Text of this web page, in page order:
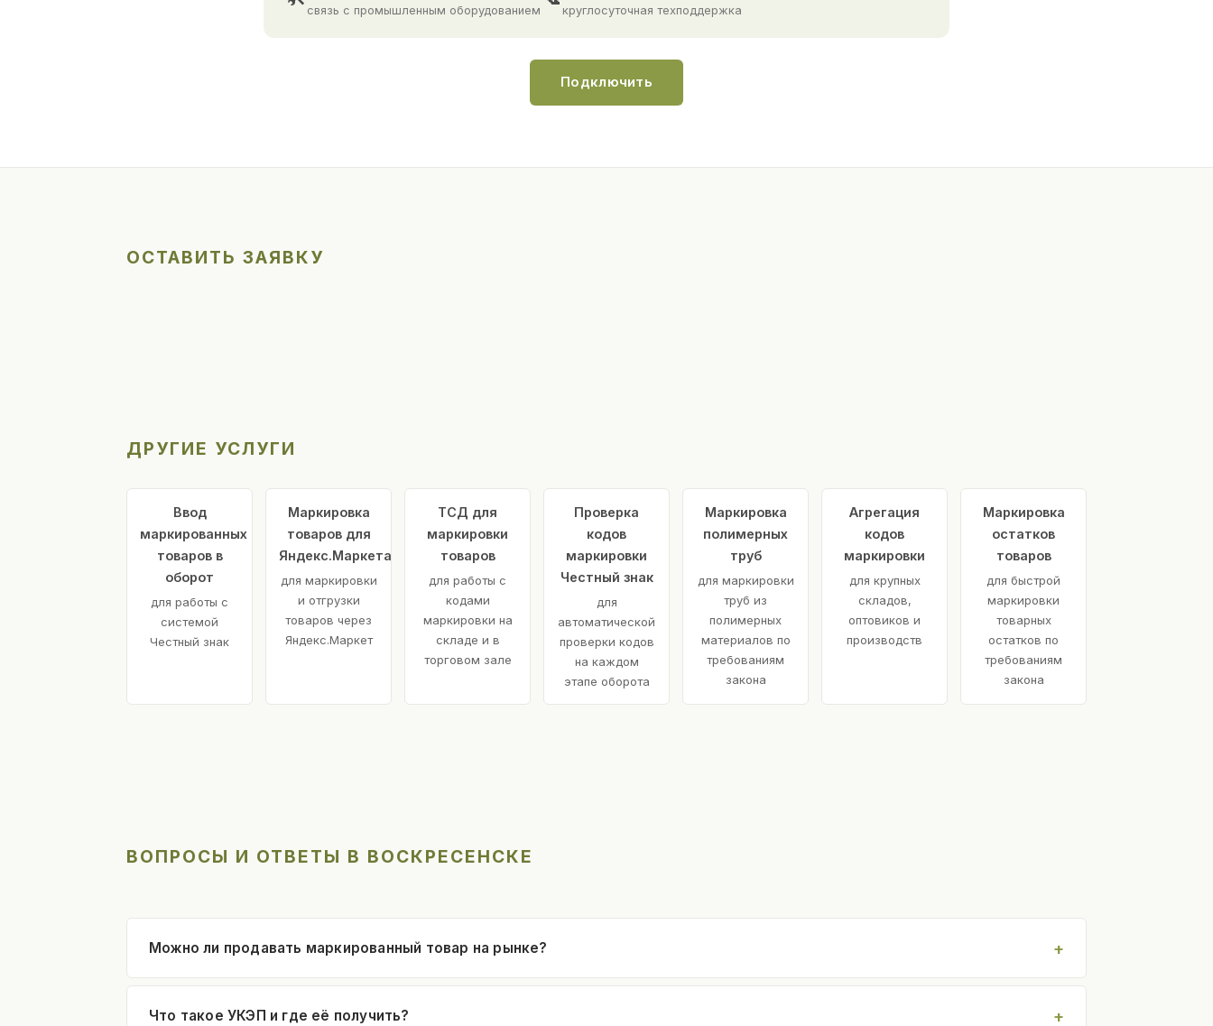
связь с промышленным оборудованием круглосуточная техподдержка
Подключить
ОСТАВИТЬ ЗАЯВКУ
ДРУГИЕ УСЛУГИ
Ввод
маркированных
товаров в
оборот
для работы с
системой
Честный знак
Маркировка
товаров для
Яндекс.Маркета
для маркировки
и отгрузки
товаров через
Яндекс.Маркет
ТСД для
маркировки
товаров
для работы с
кодами
маркировки на
складе и в
торговом зале
Проверка
кодов
маркировки
Честный знак
для
автоматической
проверки кодов
на каждом
этапе оборота
Маркировка
полимерных
труб
для маркировки
труб из
полимерных
материалов по
требованиям
закона
Агрегация
кодов
маркировки
для крупных
складов,
оптовиков и
производств
Маркировка
остатков
товаров
для быстрой
маркировки
товарных
остатков по
требованиям
закона
ВОПРОСЫ И ОТВЕТЫ В ВОСКРЕСЕНСКЕ
Можно ли продавать маркированный товар на рынке?
Что такое УКЭП и где её получить?